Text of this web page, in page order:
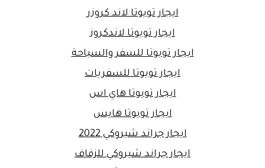
ايجار تويوتا لاند كروزر
ايجار تويوتا لاندكروز
ايجار تويوتا للسفر والسياحة
ايجار تويوتا للسفريات
ايجار تويوتا هاي اس
ايجار تويوتا هايس
ايجار جراند شيروكي 2022
ايجار جراند شيروكي للزفاف